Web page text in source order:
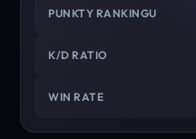
PUNKTY RANKINGU
K/D RATIO
WIN RATE